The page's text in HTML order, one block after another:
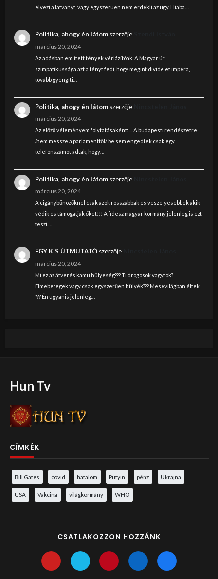
elvezi a latvanyt, vagy egyszeruen nem erdekli az ugy. Hiaba…
Politika, ahogy én látomszerzője
március 20, 2024
Az adásban említett tények vérlázítóak. A Magyar úr
szimpatikussága azt a tényt fedi, hogy megint divide et impera,
tovább gyengíti…
Politika, ahogy én látomszerzője
március 20, 2024
Az előző véleményem folytatásaként: ... A budapesti rendészetre
/nem messze a parlamenttől/ be sem engedtek csak egy
telefonszámot adtak, hogy…
Politika, ahogy én látomszerzője
március 20, 2024
A cigánybűnözőknél csak azok rosszabbak és veszélyesebbek akik
védik és támogatják őket!!! A fidesz magyar kormány jelenleg is ezt
teszi.…
EGY KIS ÚTMUTATÓszerzője
március 20, 2024
Mi ez az átverés kamu hülyeség??? Ti drogosok vagytok?
Elmebetegek vagy csak egyszerűen hülyék??? Mesevilágban éltek
??? Én ugyanis jelenleg…
Hun Tv
CÍMKÉK
Bill Gates covid hatalom Putyin pénz Ukrajna
USA Vakcina világkormány WHO
CSATLAKOZZON HOZZÁNK